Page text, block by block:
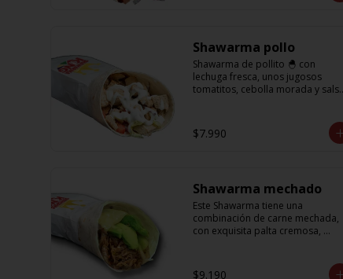
Shawarma pollo
Shawarma de pollito 🐣 con
lechuga fresca, unos jugosos
tomatitos, cebolla morada y salsa
$7.990
Shawarma mechado
Este Shawarma tiene una
combinación de carne mechada,
con exquisita palta cremosa,
no puede faltar! Con una salsa
$9.190